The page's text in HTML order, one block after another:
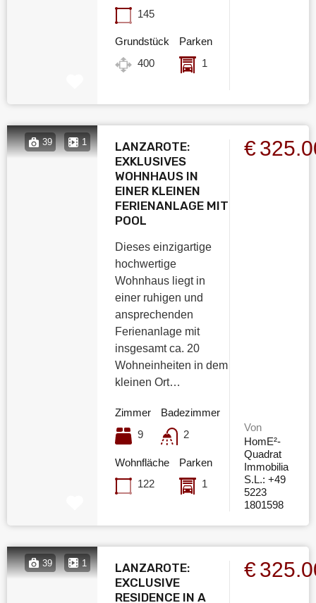
145
Grundstück
400
Parken
1
39 1
LANZAROTE:
EXKLUSIVES
WOHNHAUS IN
EINER KLEINEN
FERIENANLAGE MIT
POOL
Dieses einzigartige
hochwertige
Wohnhaus liegt in
einer ruhigen und
ansprechenden
Ferienanlage mit
insgesamt ca. 20
Wohneinheiten in dem
kleinen Ort…
Zimmer
9
Badezimmer
2
Wohnfläche
122
Parken
1
Von
HomE²-
Quadrat
Immobilia
S.L.: +49
5223
1801598
39 1
LANZAROTE:
EXCLUSIVE
RESIDENCE IN A